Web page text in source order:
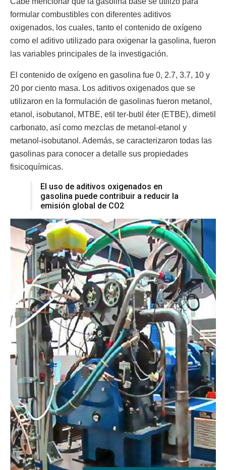
formular combustibles con diferentes aditivos
oxigenados, los cuales, tanto el contenido de oxígeno
como el aditivo utilizado para oxigenar la gasolina, fueron
las variables principales de la investigación.
El contenido de oxígeno en gasolina fue 0, 2.7, 3.7, 10 y
20 por ciento masa. Los aditivos oxigenados que se
utilizaron en la formulación de gasolinas fueron metanol,
etanol, isobutanol, MTBE, etil ter-butil éter (ETBE), dimetil
carbonato, así como mezclas de metanol-etanol y
metanol-isobutanol. Además, se caracterizaron todas las
gasolinas para conocer a detalle sus propiedades
fisicoquímicas.
El uso de aditivos oxigenados en
gasolina puede contribuir a reducir la
emisión global de CO2